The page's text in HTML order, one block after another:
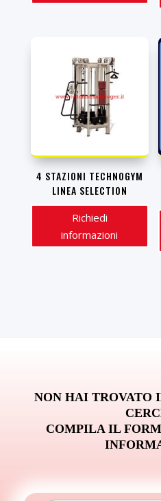
4 STAZIONI TECHNOGYM
LINEA SELECTION
Richiedi
informazioni
NON HAI TROVATO
COMPILA IL